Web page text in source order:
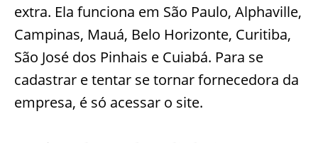
extra. Ela funciona em São Paulo, Alphaville,
Campinas, Mauá, Belo Horizonte, Curitiba,
São José dos Pinhais e Cuiabá. Para se
cadastrar e tentar se tornar fornecedora da
empresa, é só acessar o site.